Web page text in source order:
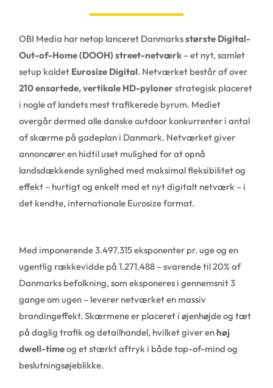
OBI Media har netop lanceret Danmarksstørste Digital-
Out-of-Home (DOOH) street-netværk – et nyt, samlet
setup kaldet Eurosize Digital. Netværket består af over
210 ensartede, vertikale HD-pylonerstrategisk placeret
i nogle af landets mest trafikerede byrum. Mediet
overgår dermed alle danske outdoor konkurrenter i antal
af skærme på gadeplan i Danmark. Netværket giver
annoncører en hidtil uset mulighed for at opnå
landsdækkende synlighed med maksimal fleksibilitet og
effekt – hurtigt og enkelt med et nyt digitalt netværk – i
det kendte, internationale Eurosize format.
Med imponerende 3.497.315 eksponenter pr. uge og en
ugentlig rækkevidde på 1.271.488 – svarende til 20% af
Danmarks befolkning, som eksponeres i gennemsnit 3
gange om ugen – leverer netværket en massiv
brandingeffekt. Skærmene er placeret i øjenhøjde og tæt
på daglig trafik og detailhandel, hvilket giver enhøj
dwell-timeog et stærkt aftryk i både top-of-mind og
beslutningsøjeblikke.